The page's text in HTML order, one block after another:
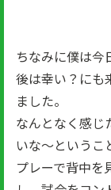
ちなみに僕は今
後は幸い？にも
ました。
なんとなく感じ
いな～というこ
プレーで背中を